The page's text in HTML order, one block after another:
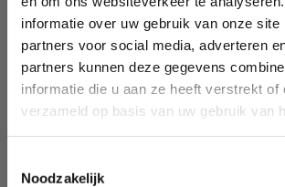
informatie over uw gebruik van onze site
partners voor social media, adverteren
partners kunnen deze gegevens
informatie die u aan ze heeft verstrekt of
verzameld op basis van uw gebruik van
Noodzakelijk